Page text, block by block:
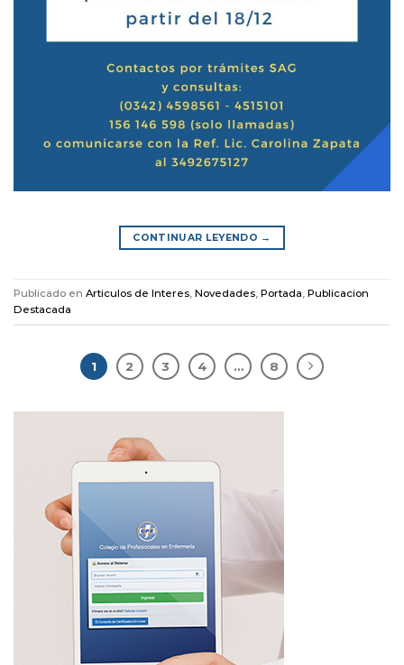
CONTINUAR LEYENDO →
Publicado en Articulos de Interes, Novedades, Portada, Publicacion
Destacada
1 2 3 4 … 8